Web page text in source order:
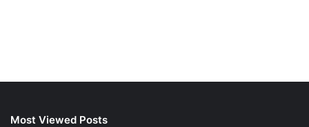
Most Viewed Posts